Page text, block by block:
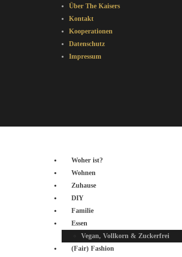
Über The Kaisers
Kontakt
Kooperationen
Datenschutz
Impressum
Woher ist?
Wohnen
Zuhause
DIY
Familie
Essen
Vegan, Vollkorn & Zuckerfrei
(Fair) Fashion